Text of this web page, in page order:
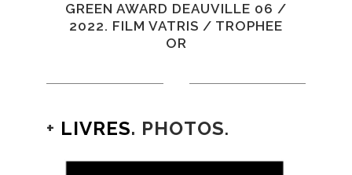
GREEN AWARD DEAUVILLE 06 /
2022. FILM VATRIS / TROPHEE
OR
+ LIVRES. PHOTOS.